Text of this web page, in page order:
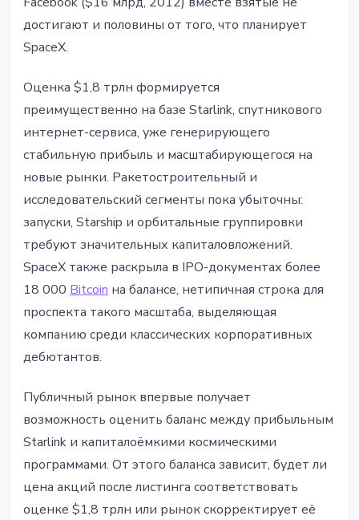
достигают и половины от того, что планирует
SpaceX.
Оценка $1,8 трлн формируется
преимущественно на базе Starlink, спутникового
интернет-сервиса, уже генерирующего
стабильную прибыль и масштабирующегося на
новые рынки. Ракетостроительный и
исследовательский сегменты пока убыточны:
запуски, Starship и орбитальные группировки
требуют значительных капиталовложений.
SpaceX также раскрыла в IPO-документах более
18 000 Bitcoin на балансе, нетипичная строка для
проспекта такого масштаба, выделяющая
компанию среди классических корпоративных
дебютантов.
Публичный рынок впервые получает
возможность оценить баланс между прибыльным
Starlink и капиталоёмкими космическими
программами. От этого баланса зависит, будет ли
цена акций после листинга соответствовать
оценке $1,8 трлн или рынок скорректирует её